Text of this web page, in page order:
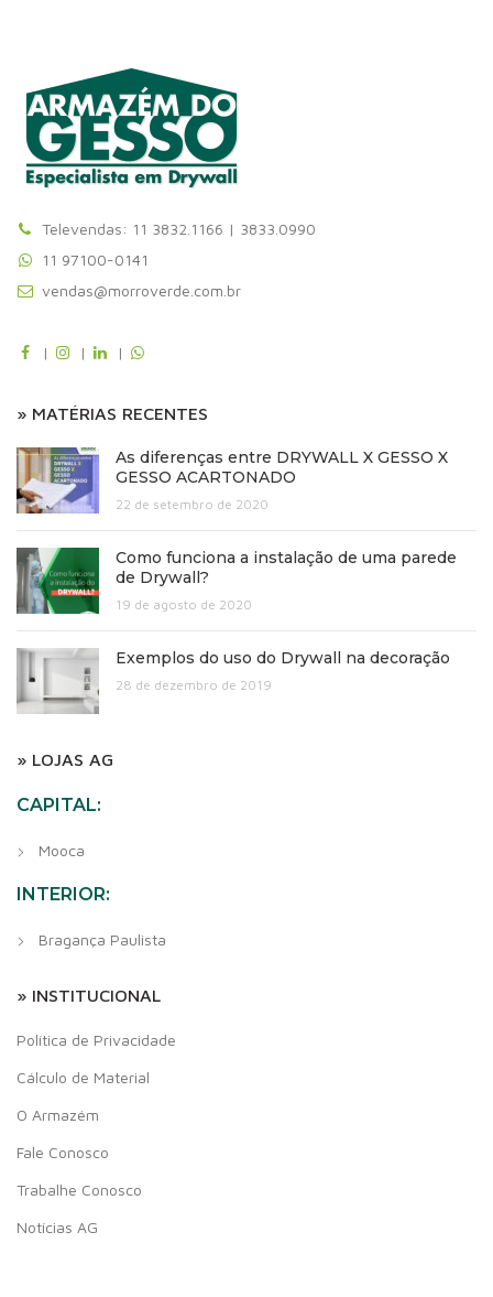
Televendas: 11 3832.1166 | 3833.0990
11 97100-0141
vendas@morroverde.com.br
| | |
» MATÉRIAS RECENTES
As diferenças entre DRYWALL X GESSO X
GESSO ACARTONADO
22 de setembro de 2020
Como funciona a instalação de uma parede
de Drywall?
19 de agosto de 2020
Exemplos do uso do Drywall na decoração
28 de dezembro de 2019
» LOJAS AG
CAPITAL:
Mooca
INTERIOR:
Bragança Paulista
» INSTITUCIONAL
Política de Privacidade
Cálculo de Material
O Armazém
Fale Conosco
Trabalhe Conosco
Notícias AG